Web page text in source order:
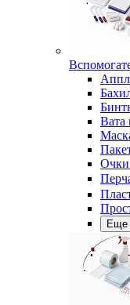
Вата
Еще